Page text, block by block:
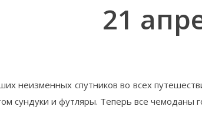
21
неизменных спутников во всех
сундуки и футляры. Теперь все чемоданы